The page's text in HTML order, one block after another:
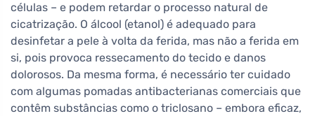
células – e podem retardar o processo natural de
cicatrização. O álcool (etanol) é adequado para
desinfetar a pele à volta da ferida, mas não a ferida em
si, pois provoca ressecamento do tecido e danos
dolorosos. Da mesma forma, é necessário ter cuidado
com algumas pomadas antibacterianas comerciais que
contêm substâncias como o triclosano – embora eficaz,